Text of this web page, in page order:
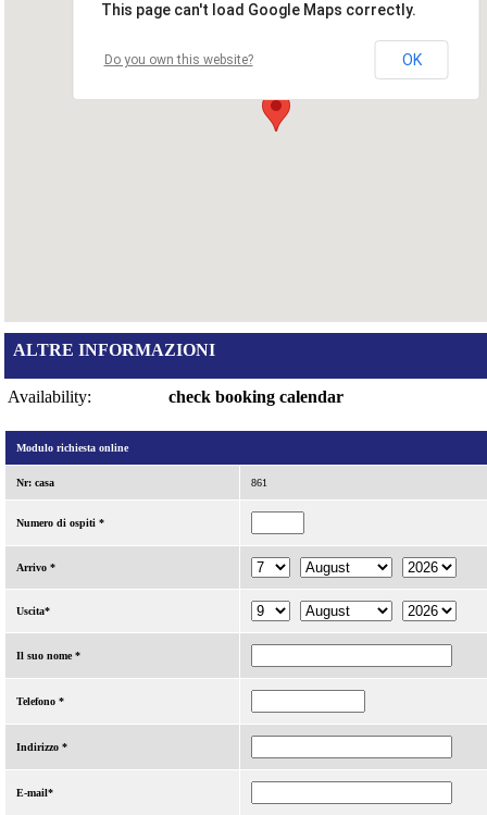
This page can't load Google Maps correctly.
Do you own this website? OK
ALTRE INFORMAZIONI
Availability: check booking calendar
Modulo richiesta online
Nr: casa 861
Numero di ospiti *
Arrivo *
Uscita*
Il suo nome *
Telefono *
Indirizzo *
E-mail*